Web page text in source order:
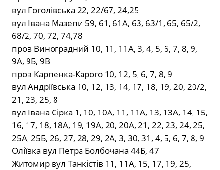
вул Гоголівська 22, 22/67, 24,25
вул Івана Мазепи 59, 61, 61А, 63, 63/1, 65, 65/2,
68/2, 70, 72, 74,78
пров Виноградний 10, 11, 11А, 3, 4, 5, 6, 7, 8, 9,
9А, 9Б, 9В
пров Карпенка-Карого 10, 12, 5, 6, 7, 8, 9
вул Андріївська 10, 12, 13, 14, 17, 18, 19, 20, 20/2,
21, 23, 25, 8
вул Івана Сірка 1, 10, 10А, 11, 11А, 13, 13А, 14, 15,
16, 17, 18, 18А, 19, 19А, 20, 20А, 21, 22, 23, 24, 25,
25А, 25Б, 26, 27, 28, 29, 2А, 3, 30, 31, 4, 5, 6, 7, 8, 9
Оліївка вул Петра Болбочана 44Б, 47
Житомир вул Танкістів 11, 11А, 15, 17, 19, 25,